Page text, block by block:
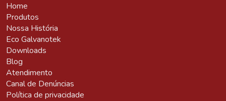
Home
Produtos
Nossa História
Eco Galvanotek
Downloads
Blog
Atendimento
Canal de Denúncias
Política de privacidade